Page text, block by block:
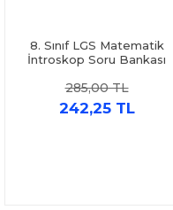
8. Sınıf LGS Matematik
İntroskop Soru Bankası
285,00 TL
242,25 TL